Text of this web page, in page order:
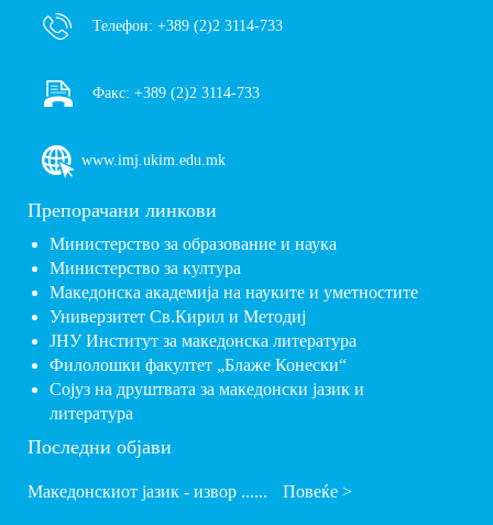
Телефон: +389 (2)2 3114-733
Факс: +389 (2)2 3114-733
www.imj.ukim.edu.mk
Препорачани линкови
Министерство за образование и наука
Министерство за култура
Македонска академија на науките и уметностите
Универзитет Св.Кирил и Методиј
ЈНУ Институт за македонска литература
Филолошки факултет „Блаже Конески“
Сојуз на друштвата за македонски јазик и
литература
Последни објави
Македонскиот јазик - извор ...... Повеќе >